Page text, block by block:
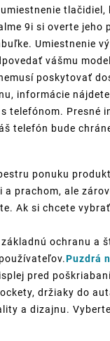
9i si overte jeho
Umiestnenie
vášmu
poskytovať
informácie
telefónom. Presné
telefón bude
ponuku
prachom, ale
Ak si chcete
ochranu a
Puzdrá
pred
držiaky do
a dizajnu.